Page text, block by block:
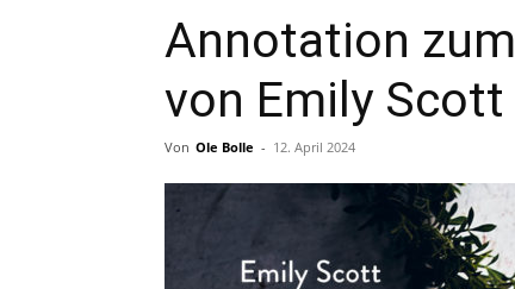
Annotation
von Emily Scott
Von Ole Bolle - 12. April 2024